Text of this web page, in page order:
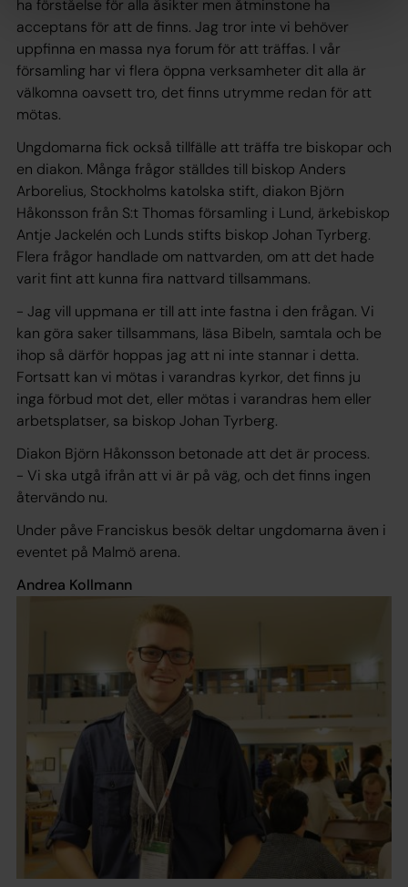
ha förståelse för alla åsikter men åtminstone ha
acceptans för att de finns. Jag tror inte vi behöver
uppfinna en massa nya forum för att träffas. I vår
församling har vi flera öppna verksamheter dit alla är
välkomna oavsett tro, det finns utrymme redan för att
mötas.
Ungdomarna fick också tillfälle att träffa tre biskopar och
en diakon. Många frågor ställdes till biskop Anders
Arborelius, Stockholms katolska stift, diakon Björn
Håkonsson från S:t Thomas församling i Lund, ärkebiskop
Antje Jackelén och Lunds stifts biskop Johan Tyrberg.
Flera frågor handlade om nattvarden, om att det hade
varit fint att kunna fira nattvard tillsammans.
- Jag vill uppmana er till att inte fastna i den frågan. Vi
kan göra saker tillsammans, läsa Bibeln, samtala och be
ihop så därför hoppas jag att ni inte stannar i detta.
Fortsatt kan vi mötas i varandras kyrkor, det finns ju
inga förbud mot det, eller mötas i varandras hem eller
arbetsplatser, sa biskop Johan Tyrberg.
Diakon Björn Håkonsson betonade att det är process.
- Vi ska utgå ifrån att vi är på väg, och det finns ingen
återvändo nu.
Under påve Franciskus besök deltar ungdomarna även i
eventet på Malmö arena.
Andrea Kollmann